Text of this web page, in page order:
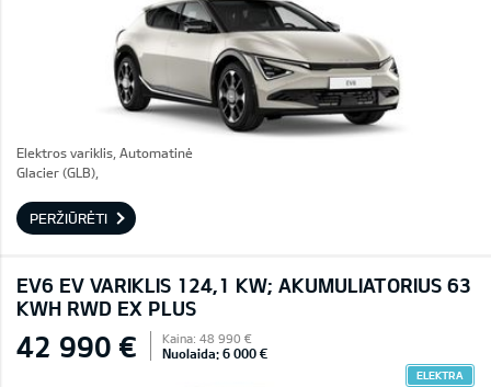
Elektros variklis, Automatinė
Glacier (GLB),
PERŽIŪRĖTI
EV6 EV VARIKLIS 124,1 KW; AKUMULIATORIUS 63
KWH RWD EX PLUS
42 990 € Kaina: 48 990 €
Nuolaida: 6 000 €
ELEKTRA